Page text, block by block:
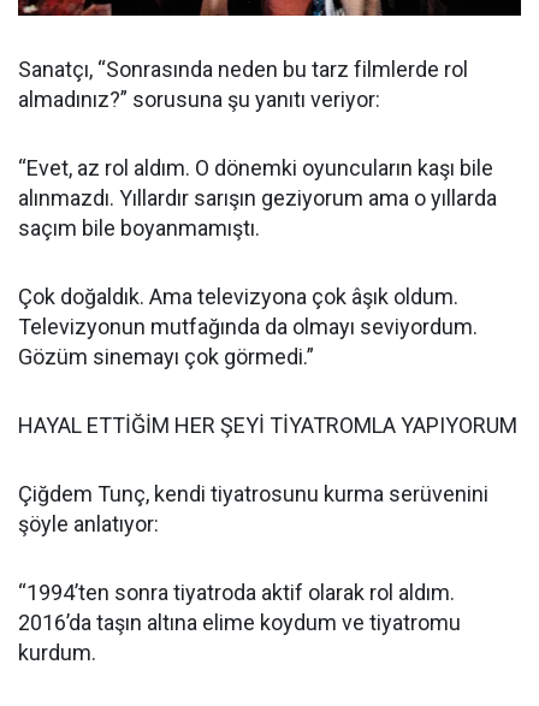
Sanatçı, “Sonrasında neden bu tarz filmlerde rol
almadınız?” sorusuna şu yanıtı veriyor:
“Evet, az rol aldım. O dönemki oyuncuların kaşı bile
alınmazdı. Yıllardır sarışın geziyorum ama o yıllarda
saçım bile boyanmamıştı.
Çok doğaldık. Ama televizyona çok âşık oldum.
Televizyonun mutfağında da olmayı seviyordum.
Gözüm sinemayı çok görmedi.”
HAYAL ETTİĞİM HER ŞEYİ TİYATROMLA YAPIYORUM
Çiğdem Tunç, kendi tiyatrosunu kurma serüvenini
şöyle anlatıyor:
“1994’ten sonra tiyatroda aktif olarak rol aldım.
2016’da taşın altına elime koydum ve tiyatromu
kurdum.